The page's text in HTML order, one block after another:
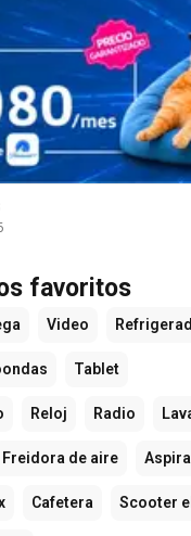
favoritos
Video
Tablet
Reloj Radio
Freidora de aire
Cafetera Scooter